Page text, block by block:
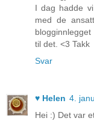
I dag hadde
med de
til det. <3 Takk
Svar
♥ Helen 4.
Hei :) Det var